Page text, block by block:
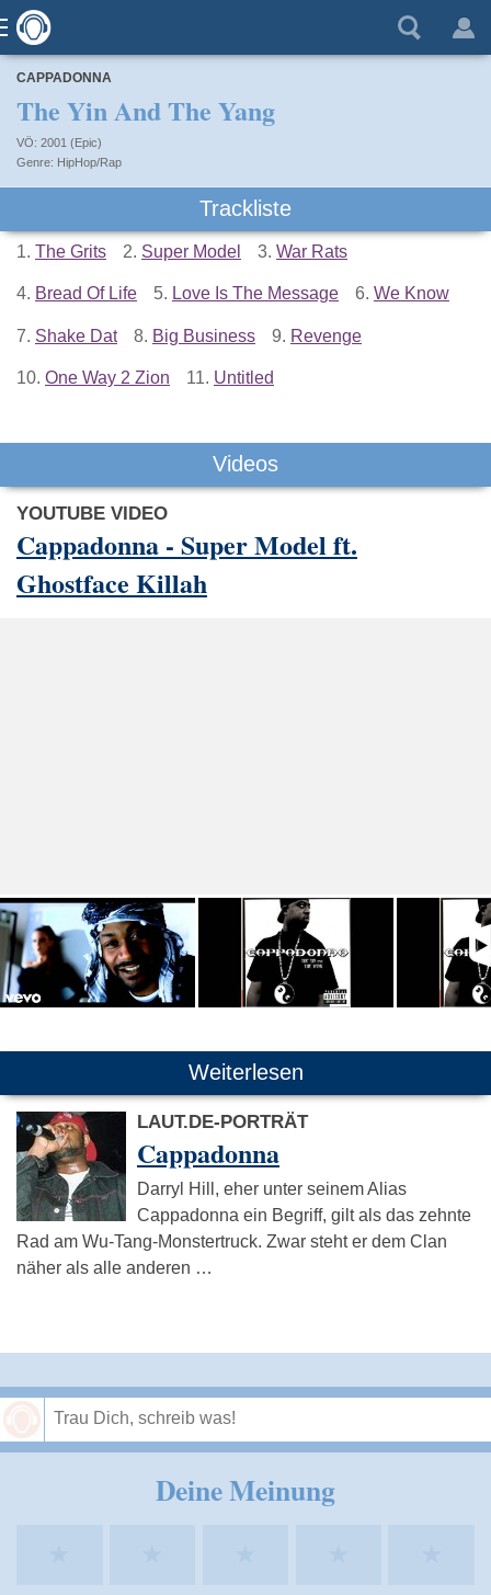
CAPPADONNA
The Yin And The Yang
VÖ: 2001 (Epic)
HipHop/Rap
Trackliste
1. The Grits 2. Super Model 3. War Rats
4. Bread Of Life 5. Love Is The Message 6. We Know
7. Shake Dat 8. Big Business 9. Revenge
10. One Way 2 Zion 11. Untitled
Videos
YOUTUBE VIDEO
Cappadonna - Super Model ft.
Ghostface Killah
Weiterlesen
LAUT.DE-PORTRÄT
Cappadonna
Darryl Hill, eher unter seinem Alias
Cappadonna ein Begriff, gilt als das zehnte
Rad am Wu-Tang-Monstertruck. Zwar steht er dem Clan
näher als alle anderen …
Deine Meinung